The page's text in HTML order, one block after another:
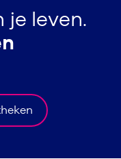
je leven.